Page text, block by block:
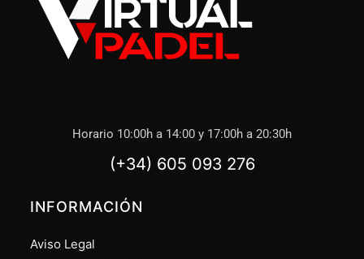
Horario 10:00h a 14:00 y 17:00h a 20:30h
(+34) 605 093 276
INFORMACIÓN
Aviso Legal